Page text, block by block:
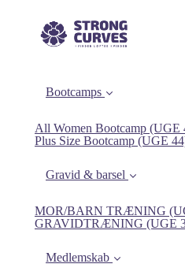
Bootcamps
All Women Bootcamp (UGE
Plus Size Bootcamp (UGE
Gravid & barsel
MOR/BARN TRÆNING
GRAVIDTRÆNING (UGE
Medlemskab